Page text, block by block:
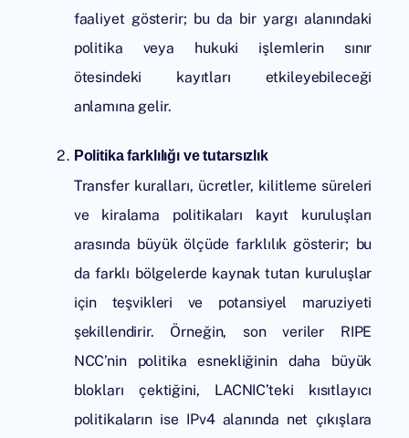
faaliyet gösterir; bu da bir yargı alanındaki
politika veya hukuki işlemlerin sınır
ötesindeki kayıtları etkileyebileceği
anlamına gelir.
Politika farklılığı ve tutarsızlık
Transfer kuralları, ücretler, kilitleme süreleri
ve kiralama politikaları kayıt kuruluşları
arasında büyük ölçüde farklılık gösterir; bu
da farklı bölgelerde kaynak tutan kuruluşlar
için teşvikleri ve potansiyel maruziyeti
şekillendirir. Örneğin, son veriler RIPE
NCC’nin politika esnekliğinin daha büyük
blokları çektiğini, LACNIC’teki kısıtlayıcı
politikaların ise IPv4 alanında net çıkışlara